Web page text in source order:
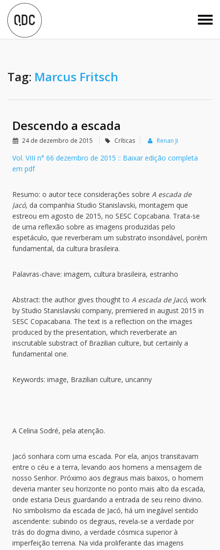
Tag: Marcus Fritsch
Descendo a escada
24 de dezembro de 2015 Críticas Renan Ji
Vol. VIII n° 66 dezembro de 2015 :: Baixar edição completa
em pdf
Resumo: o autor tece considerações sobre A escada de
Jacó, da companhia Studio Stanislavski, montagem que
estreou em agosto de 2015, no SESC Copcabana. Trata-se
de uma reflexão sobre as imagens produzidas pelo
espetáculo, que reverberam um substrato insondável, porém
fundamental, da cultura brasileira.
Palavras-chave: imagem, cultura brasileira, estranho
Abstract: the author gives thought to A escada de Jacó, work
by Studio Stanislavski company, premiered in august 2015 in
SESC Copacabana. The text is a reflection on the images
produced by the presentation, which reverberate an
inscrutable substract of Brazilian culture, but certainly a
fundamental one.
Keywords: image, Brazilian culture, uncanny
A Celina Sodré, pela atenção.
Jacó sonhara com uma escada. Por ela, anjos transitavam
entre o céu e a terra, levando aos homens a mensagem de
nosso Senhor. Próximo aos degraus mais baixos, o homem
deveria manter seu horizonte no ponto mais alto da escada,
onde estaria Deus guardando a entrada de seu reino divino.
No simbolismo da escada de Jacó, há um inegável sentido
ascendente: subindo os degraus, revela-se a verdade por
trás do dogma divino, a verdade cósmica superior à
imperfeição terrena. Na vida proliferante das imagens